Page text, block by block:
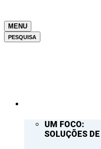
MENU
PESQUISA
UM FOCO:
SOLUÇÕES